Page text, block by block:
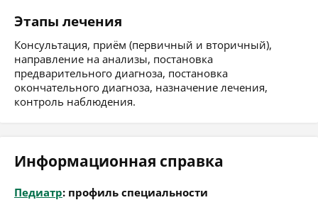
Этапы лечения
Консультация, приём (первичный и вторичный),
направление на анализы, постановка
предварительного диагноза, постановка
окончательного диагноза, назначение лечения,
контроль наблюдения.
Информационная справка
Педиатр: профиль специальности